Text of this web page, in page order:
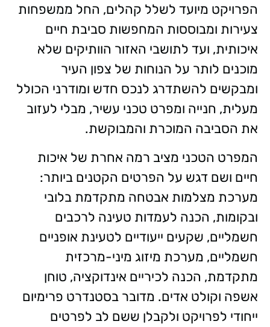
הפרויקט מיועד לשלל קהלים, החל ממשפחות
צעירות ומבוססות המחפשות סביבת חיים
איכותית, ועד לתושבי האזור הוותיקים שלא
מוכנים לותר על הנוחות של צפון העיר
ומבקשים להשתדרג לנכס חדש ומודרני הכולל
מעלית, חנייה ומפרט טכני עשיר, מבלי לעזוב
את הסביבה המוכרת והמבוקשת.
המפרט הטכני מציב רמה אחרת של איכות
חיים ושם דגש על הפרטים הקטנים ביותר:
מערכת מצלמות אבטחה מתקדמת בלובי
ובקומות, הכנה לעמדות טעינה לרכבים
חשמליים, שקעים ייעודיים לטעינת אופניים
חשמליים, מערכת מיזוג מיני-מרכזית
מתקדמת, הכנה לכיריים אינדוקציה, טוחן
אשפה וקולט אדים. מדובר בסטנדרט פרימיום
ייחודי לפרויקט ולקבלן ששם לב לפרטים